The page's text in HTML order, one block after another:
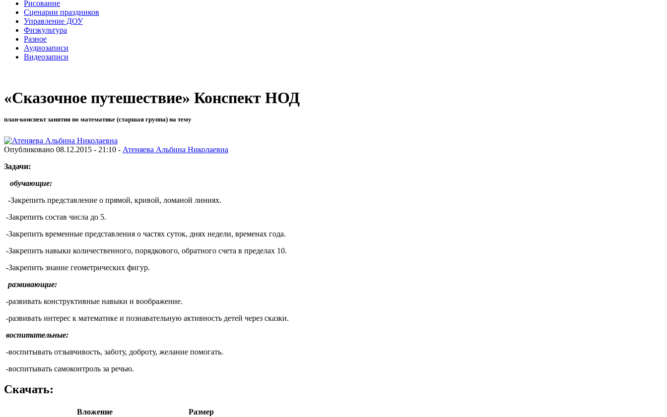
Рисование
Сценарии праздников
Управление ДОУ
Физкультура
Разное
Аудиозаписи
Видеозаписи
«Сказочное путешествие» Конспект НОД
план-конспект занятия по математике (старшая группа) на тему
Опубликовано 08.12.2015 - 21:10 - Атеняева Альбина Николаевна
Задачи:
обучающие:
-Закрепить представление о прямой, кривой, ломаной линиях.
-Закрепить состав числа до 5.
-Закрепить временные представления о частях суток, днях недели, временах года.
-Закрепить навыки количественного, порядкового, обратного счета в пределах 10.
-Закрепить знание геометрических фигур.
развивающие:
-развивать конструктивные навыки и воображение.
-развивать интерес к математике и познавательную активность детей через сказки.
воспитательные:
-воспитывать отзывчивость, заботу, доброту, желание помогать.
-воспитывать самоконтроль за речью.
Скачать:
Вложение
Размер